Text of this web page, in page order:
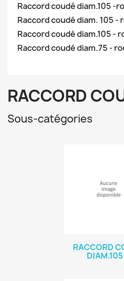
Raccord coudé diam.105 -
Raccord coudé diam. 105 -
Raccord coudé diam.105 -
Raccord coudé diam.75 -
RACCORD
Sous-catégories
RACCORD